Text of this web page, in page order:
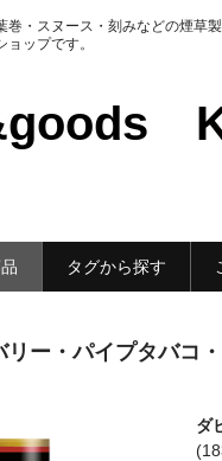
巻・スヌース・刻みなどの煙草
ップです。
タグから探す
ー・パイプタバコ
ダ